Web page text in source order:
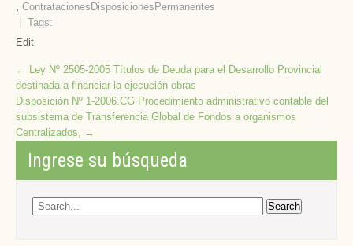
, Contrataciones Disposiciones Permanentes
| Tags:
Edit
Post
navigation
← Ley Nº 2505-2005 Títulos de Deuda para el Desarrollo Provincial
destinada a financiar la ejecución obras
Disposición Nº 1-2006.CG Procedimiento administrativo contable del
subsistema de Transferencia Global de Fondos a organismos
Centralizados, →
Ingrese su búsqueda